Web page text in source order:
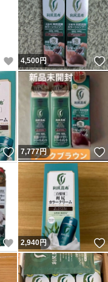
いいね！
4,500円
いいね！
7,777円
いいね！
2,940円